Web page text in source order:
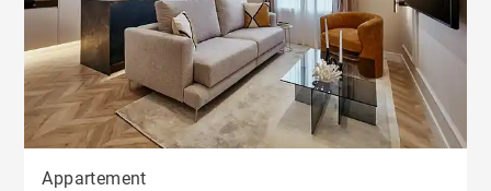
Appartement